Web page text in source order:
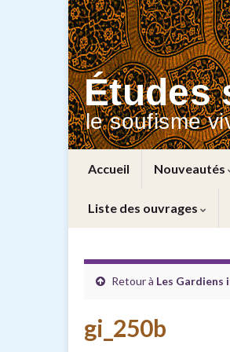
Études
le soufisme
Accueil Nouveautés
Liste des ouvrages
Retour à Les Gardiens
gi_250b